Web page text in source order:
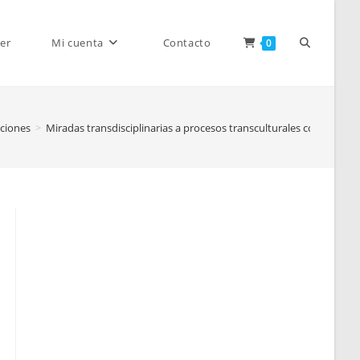
Mi cuenta Contacto 0 Alternar
búsqueda
> Miradas transdisciplinarias a procesos transculturales